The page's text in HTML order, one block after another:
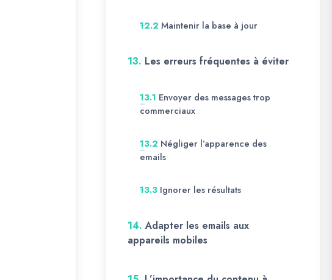
12.2 Maintenir la base à jour
13. Les erreurs fréquentes à éviter
13.1 Envoyer des messages trop
commerciaux
13.2 Négliger l’apparence des
emails
13.3 Ignorer les résultats
14. Adapter les emails aux
appareils mobiles